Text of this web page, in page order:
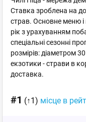
Ставка зроблена на
страв. Основне меню
рік з урахуванням
спеціальні сезонні
розмірів: діаметром
екзотики - страви в
доставка.
#1 (↑1) місце в